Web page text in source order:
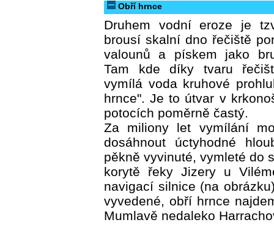
Obří hrnce
Druhem vodní eroze je
brousí skalní dno řečiště
valounů a pískem jako
Tam kde díky tvaru
vymílá voda kruhové
hrnce". Je to útvar v
potocích poměrně častý.
Za miliony let vymílání
dosáhnout úctyhodné
pěkně vyvinuté, vymleté do
korytě řeky Jizery u
navigací silnice (na
vyvedené, obří hrnce
Mumlavě nedaleko